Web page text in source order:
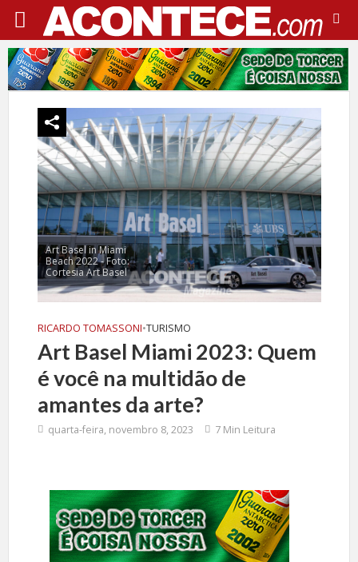
Art Basel in Miami
Beach 2022 - Foto:
Cortesia Art Basel
RICARDO TOMASSONI•TURISMO
Art Basel Miami 2023: Quem
é você na multidão de
amantes da arte?
quarta-feira, novembro 8, 2023 7 Min Leitura